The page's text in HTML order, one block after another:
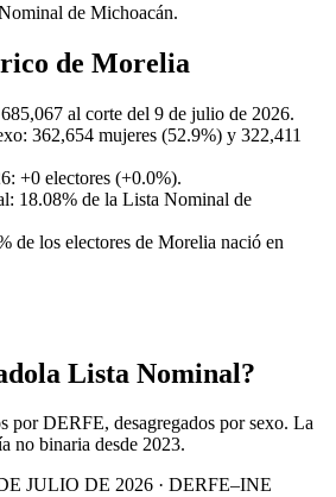
de Michoacán.
de Morelia
al corte del 9 de julio de 2026.
362,654 mujeres (52.9%) y 322,411
+0 electores (+0.0%).
18.08% de la Lista Nominal de
de los electores de Morelia nació en
la Lista Nominal?
por DERFE, desagregados por sexo. La
no binaria desde 2023.
JULIO DE 2026 · DERFE–INE